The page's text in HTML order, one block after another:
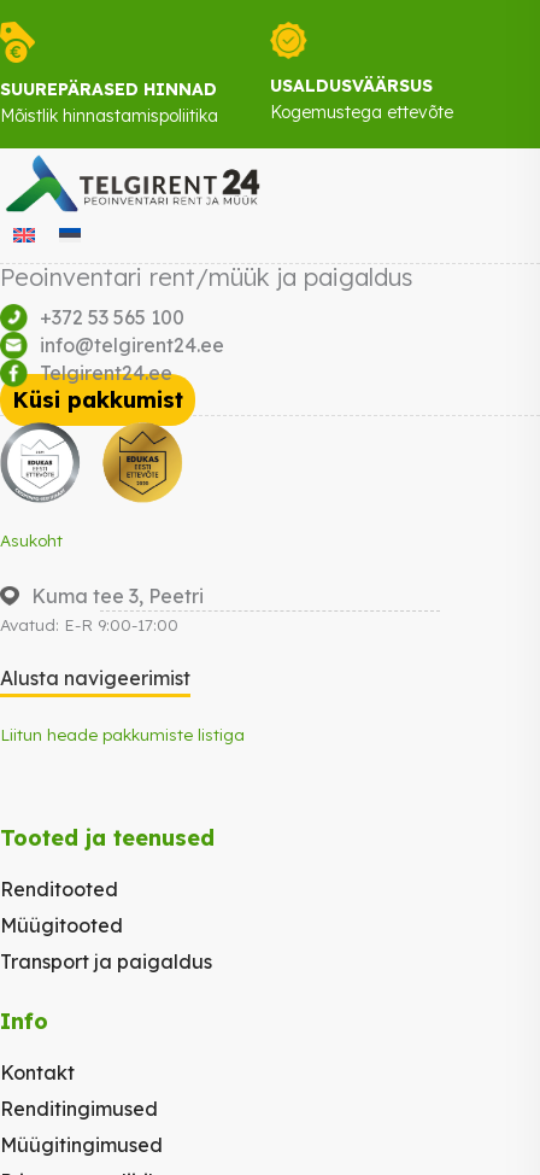
SUUREPÄRASED HINNAD
Mõistlik hinnastamispoliitika
USALDUSVÄÄRSUS
Kogemustega ettevõte
Peoinventari rent/müük ja paigaldus
+372 53 565 100
info@telgirent24.ee
Telgirent24.ee
Küsi pakkumist
Asukoht
Kuma tee 3, Peetri
Avatud: E-R 9:00-17:00
Alusta navigeerimist
Liitun heade pakkumiste listiga
Tooted ja teenused
Renditooted
Müügitooted
Transport ja paigaldus
Info
Kontakt
Renditingimused
Müügitingimused